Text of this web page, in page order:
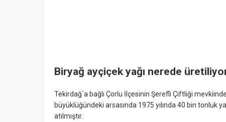
Biryağ ayçiçek yağı nerede
Tekirdağ`a bağlı Çorlu İlçesinin Şerefli Çiftliği
büyüklüğündeki arsasında 1975 yılında 40 bin tonluk
atılmıştır.